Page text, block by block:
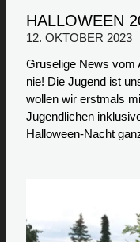
HALLOWEEN
12. OKTOBER 2023
Gruselige News vom
nie! Die Jugend ist
wollen wir erstmals
Jugendlichen
Halloween-Nacht